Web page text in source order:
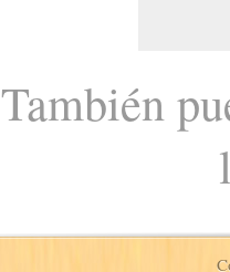
También